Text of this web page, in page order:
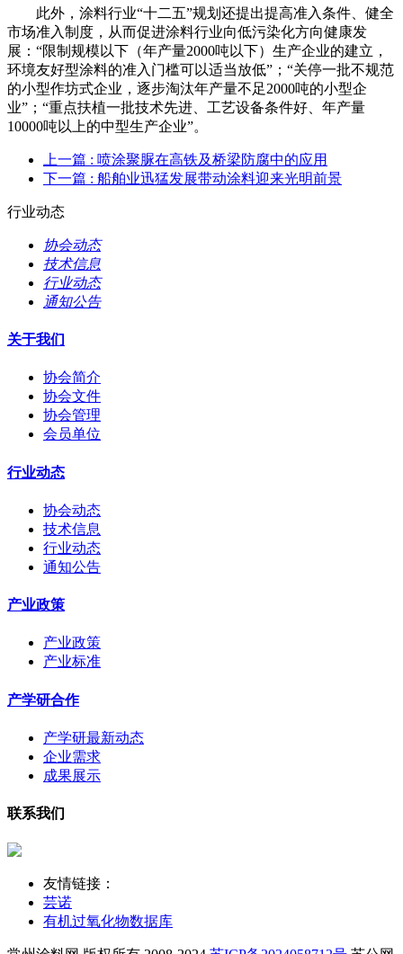
此外，涂料行业“十二五”规划还提出提高准入条件、健全
市场准入制度，从而促进涂料行业向低污染化方向健康发
展：“限制规模以下（年产量2000吨以下）生产企业的建立，
环境友好型涂料的准入门槛可以适当放低”；“关停一批不规范
的小型作坊式企业，逐步淘汰年产量不足2000吨的小型企
业”；“重点扶植一批技术先进、工艺设备条件好、年产量
10000吨以上的中型生产企业”。
上一篇 : 喷涂聚脲在高铁及桥梁防腐中的应用
下一篇 : 船舶业迅猛发展带动涂料迎来光明前景
行业动态
协会动态
技术信息
行业动态
通知公告
关于我们
协会简介
协会文件
协会管理
会员单位
行业动态
协会动态
技术信息
行业动态
通知公告
产业政策
产业政策
产业标准
产学研合作
产学研最新动态
企业需求
成果展示
联系我们
友情链接：
芸诺
有机过氧化物数据库